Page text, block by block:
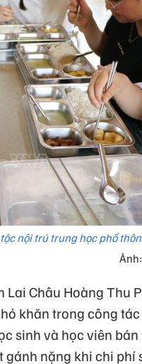
nội trú trung học phổ
Lai Châu Hoàng Thu
khăn trong công
sinh và học viên
nặng khi chi phí